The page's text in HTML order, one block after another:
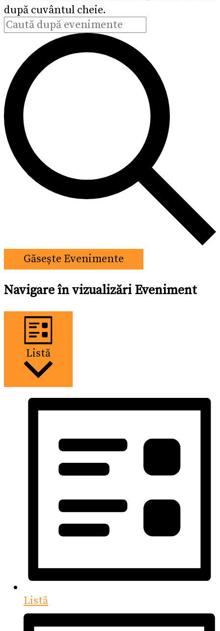
după cuvântul cheie.
Găsește Evenimente
Navigare în vizualizări Eveniment
Listă
Listă